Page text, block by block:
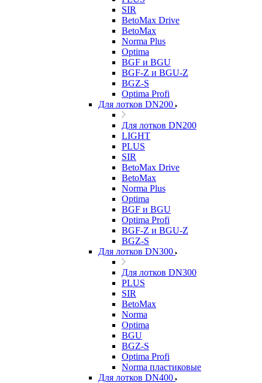
SIR
BetoMax Drive
BetoMax
Norma Plus
Optima
BGF и BGU
BGF-Z и BGU-Z
BGZ-S
Optima Profi
Для лотков DN200
Для лотков DN200
LIGHT
PLUS
SIR
BetoMax Drive
BetoMax
Norma Plus
Optima
BGF и BGU
Optima Profi
BGF-Z и BGU-Z
BGZ-S
Для лотков DN300
Для лотков DN300
PLUS
SIR
BetoMax
Norma
Optima
BGU
BGZ-S
Optima Profi
Norma пластиковые
Для лотков DN400